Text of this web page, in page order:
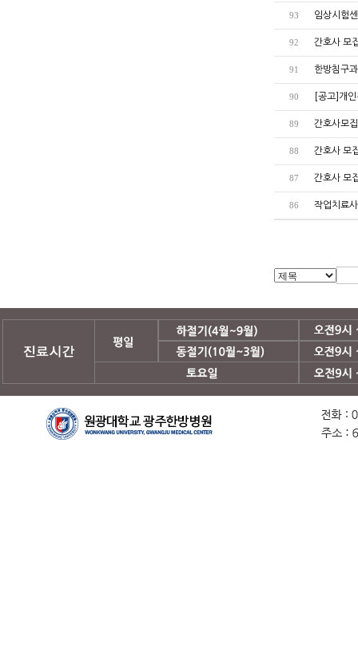
93 임상시험
92 간호사 모
91 한방침구
90 [공고]개
89 간호사모
88 간호사 모
87 간호사 모
86 작업치료